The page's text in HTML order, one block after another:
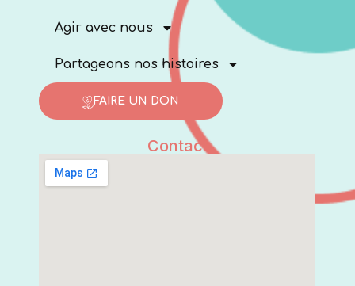
Agir avec nous
Partageons nos histoires
FAIRE UN DON
Contact